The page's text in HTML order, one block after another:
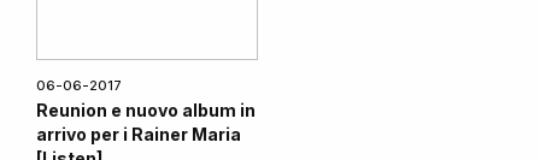
06-06-2017
Reunion e nuovo album in
arrivo per i Rainer Maria